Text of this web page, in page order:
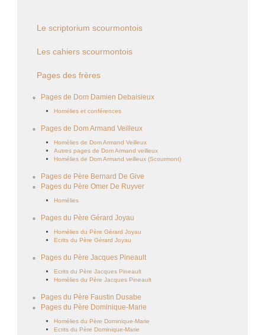
Le scriptorium scourmontois
Les cahiers scourmontois
Pages des frères
Pages de Dom Damien Debaisieux
Homélies et conférences
Pages de Dom Armand Veilleux
Homélies de Dom Armand Veilleux
Autres pages de Dom Armand veilleux
Homélies de Dom Armand veilleux (Scourmont)
Pages de Père Bernard De Give
Pages du Père Omer De Ruyver
Homélies
Pages du Père Gérard Joyau
Homélies du Père Gérard Joyau
Ecrits du Père Gérard Joyau
Pages du Père Jacques Pineault
Ecrits du Père Jacques Pineault
Homélies du Père Jacques Pineault
Pages du Père Faustin Dusabe
Pages du Père Dominique-Marie
Homélies du Père Dominique-Marie
Ecrits du Père Dominique-Marie